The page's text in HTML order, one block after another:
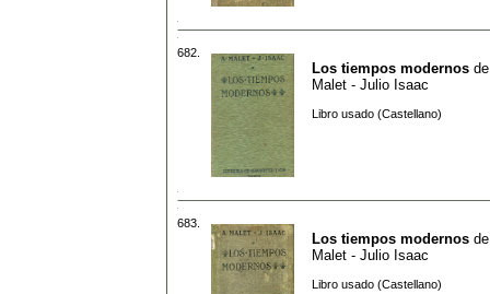
682.
Los tiempos modernos
Malet - Julio Isaac
Libro usado (Castellano)
683.
Los tiempos modernos
Malet - Julio Isaac
Libro usado (Castellano)